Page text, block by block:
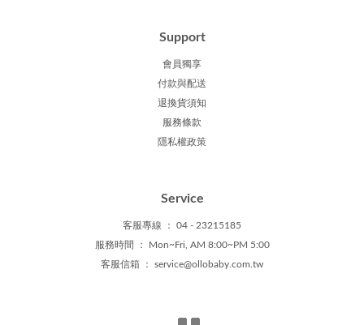
Support
會員獨享
付款與配送
退換貨須知
服務條款
隱私權政策
Service
客服專線 ： 04 - 23215185
服務時間 ： Mon~Fri, AM 8:00~PM 5:00
客服信箱 ： service@ollobaby.com.tw